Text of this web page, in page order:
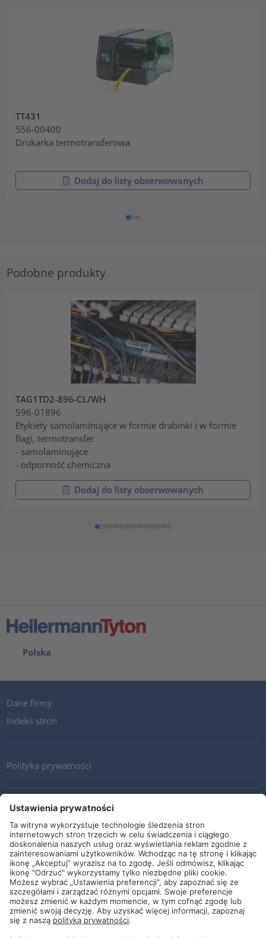
TT431
556-00400
Drukarka termotransferowa
Dodaj do listy obserwowanych
Podobne produkty
TAG1TD2-896-CL/WH
596-01896
Etykiety samolaminujące w formie drabinki i w formie
flagi, termotransfer
- samolaminujące
- odporność chemiczna
Dodaj do listy obserwowanych
Polska
Dane firmy
Indeks stron
Polityka prywatności
Kontakt
Newsletter
Ogólne warunki i dostawy
Wytyczne i zobowiązania